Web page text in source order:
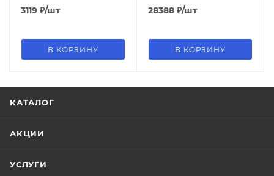
3119 ₽/шт
В КОРЗИНУ
28388 ₽/шт
В КОРЗИНУ
КАТАЛОГ
АКЦИИ
УСЛУГИ